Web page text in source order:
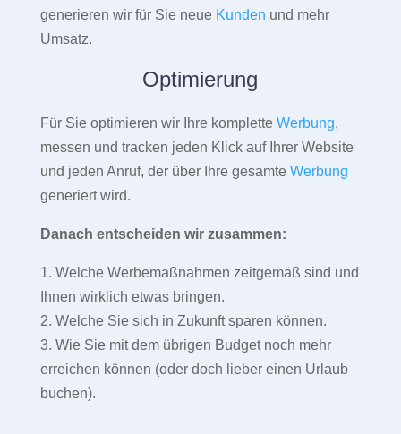
generieren wir für Sie neue Kunden und mehr
Umsatz.
Optimierung
Für Sie optimieren wir Ihre komplette Werbung,
messen und tracken jeden Klick auf Ihrer Website
und jeden Anruf, der über Ihre gesamte Werbung
generiert wird.
Danach entscheiden wir zusammen:
1. Welche Werbemaßnahmen zeitgemäß sind und
Ihnen wirklich etwas bringen.
2. Welche Sie sich in Zukunft sparen können.
3. Wie Sie mit dem übrigen Budget noch mehr
erreichen können (oder doch lieber einen Urlaub
buchen).